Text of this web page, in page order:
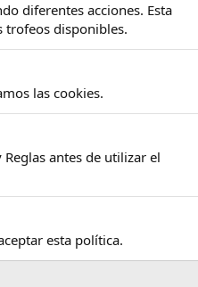
diferentes acciones. Esta
trofeos disponibles.
las cookies.
antes de utilizar el
esta política.